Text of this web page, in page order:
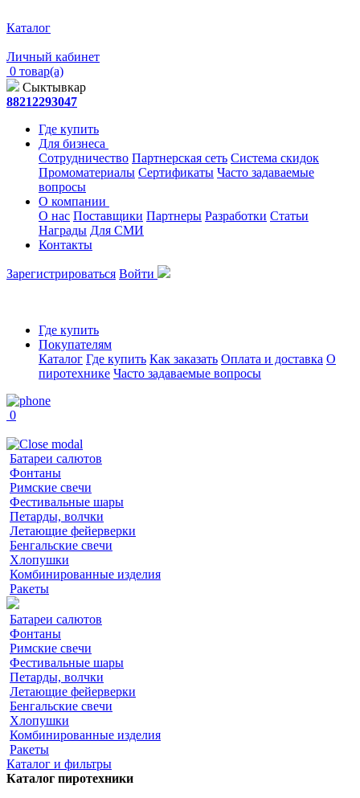
Каталог
Личный кабинет
0 товар(а)
Сыктывкар
88212293047
Где купить
Для бизнеса
Сотрудничество Партнерская сеть Система скидок
Промоматериалы Сертификаты Часто задаваемые
вопросы
О компании
О нас Поставщики Партнеры Разработки Статьи
Награды Для СМИ
Контакты
Зарегистрироваться Войти
Где купить
Покупателям
Каталог Где купить Как заказать Оплата и доставка О
пиротехнике Часто задаваемые вопросы
0
Батареи салютов
Фонтаны
Римские свечи
Фестивальные шары
Петарды, волчки
Летающие фейерверки
Бенгальские свечи
Хлопушки
Комбинированные изделия
Ракеты
Батареи салютов
Фонтаны
Римские свечи
Фестивальные шары
Петарды, волчки
Летающие фейерверки
Бенгальские свечи
Хлопушки
Комбинированные изделия
Ракеты
Каталог и фильтры
Каталог пиротехники